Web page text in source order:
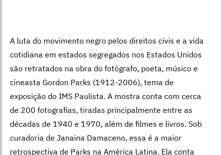
ainda com retratos de personalidades, como Malcolm X
e Martin Luther King, além de registros da passagem do
fotógrafo pelo Brasil, nos anos 1960.
Gordon Parks: a América sou eu
2026, no IMS Paulista, na Avenida Paulista, 2.424, Bela
Vista, São Paulo. De terça a domingo, das 10h às 20h.